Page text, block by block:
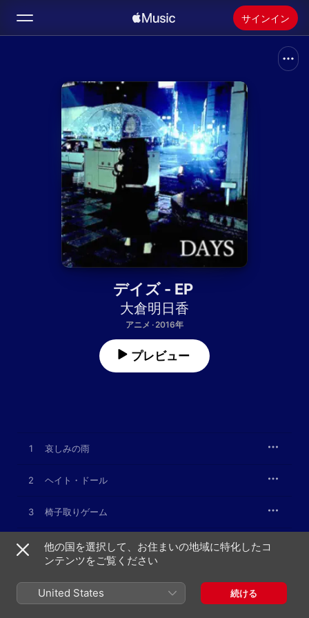
サインイン
ホーム
新着おすすめ
ラジオ
Apple Musicをインストール
デイズ - EP
大倉明日香
アニメ · 2016年
プレビュー
1 哀しみの雨
2 ヘイト・ドール
3 椅子取りゲーム
4 葉落ち月
他の国を選択して、お住まいの地域に特化したコ
ンテンツをご覧ください
United States 続ける